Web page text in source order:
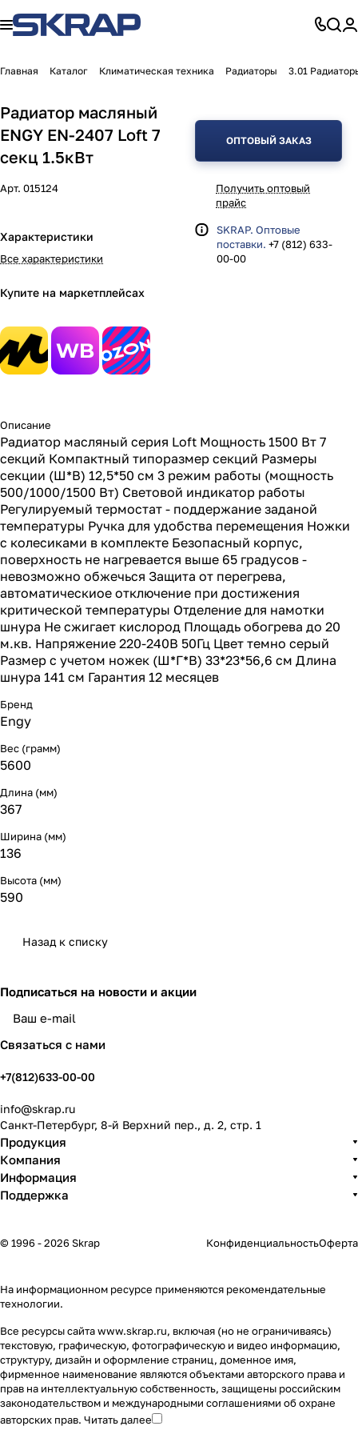
Главная Каталог Климатическая техника Радиаторы 3.01
Радиатор масляный
ENGY EN-2407 Loft 7
секц 1.5кВт
Арт. 015124
Характеристики
Все характеристики
Купите на маркетплейсах
ОПТОВЫЙ ЗАКАЗ
Получить оптовый
прайс
SKRAP. Оптовые
поставки. +7 (812) 633-
00-00
Описание
Радиатор масляный серия Loft Мощность 1500 Вт 7
секций Компактный типоразмер секций Размеры
секции (Ш*В) 12,5*50 см 3 режим работы (мощность
500/1000/1500 Вт) Световой индикатор работы
Регулируемый термостат - поддержание заданой
температуры Ручка для удобства перемещения Ножки
с колесиками в комплекте Безопасный корпус,
поверхность не нагревается выше 65 градусов -
невозможно обжечься Защита от перегрева,
автоматическиое отключение при достижения
критической температуры Отделение для намотки
шнура Не сжигает кислород Площадь обогрева до 20
м.кв. Напряжение 220-240В 50Гц Цвет темно серый
Размер с учетом ножек (Ш*Г*В) 33*23*56,6 см Длина
шнура 141 см Гарантия 12 месяцев
Бренд
Engy
Вес (грамм)
5600
Длина (мм)
367
Ширина (мм)
136
Высота (мм)
590
Назад к списку
Подписаться на новости и акции
Связаться с нами
+7(812)633-00-00
info@skrap.ru
Санкт-Петербург, 8-й Верхний пер., д. 2, стр. 1
Продукция
Компания
Информация
Поддержка
© 1996 - 2026 Skrap КонфиденциальностьОферта
На информационном ресурсе применяются рекомендательные
технологии.
Все ресурсы сайта www.skrap.ru, включая (но не ограничиваясь)
текстовую, графическую, фотографическую и видео информацию,
структуру, дизайн и оформление страниц, доменное имя,
фирменное наименование являются объектами авторского права и
прав на интеллектуальную собственность, защищены российским
законодательством и международными соглашениями об охране
авторских прав. Читать далее